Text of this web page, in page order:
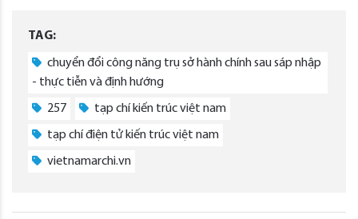
TAG:
chuyển đổi công năng trụ sở hành chính sau sáp nhập
- thực tiễn và định hướng
257 tạp chí kiến trúc việt nam
tạp chí điện tử kiến trúc việt nam
vietnamarchi.vn